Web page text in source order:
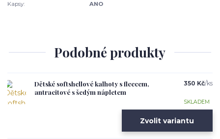
Kapsy: ANO
Podobné produkty
Dětské softshellové kalhoty s fleecem,
antracitové s šedým nápletem
350 Kč/ks
SKLADEM
Zvolit variantu